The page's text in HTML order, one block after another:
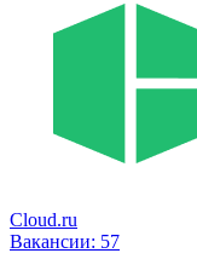
Cloud.ru
Вакансии: 57